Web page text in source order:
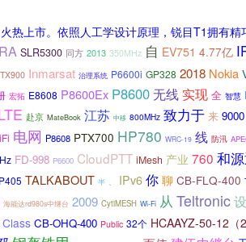
上市。依照人工学设计原理，锐目T1拥有
SLR5300 同方 2013 350MHz 自 EV751 4.77亿
Inmarsat 治理系统 P6600i GP328 2018 Nokia
宏拓 E8608 P8600Ex P8600无线 实现 全 智慧
赴京 MateBook 江苏 中移 800MHz 致力于 来 9000
电网 P8608 PTX700 HP780 WRC-19 线 防汛
FD-998 P6600 CloudPTT iMesh 产业 760 和
TALKABOUT 半 、 IPv6 你 聊 CB-FLQ-400
海能达rd980s中继台 2009 CytiMESH Wi-Fi 从 Teltronic
Class CB-OHQ-400 Public 32个 HCAAYZ-50-12（